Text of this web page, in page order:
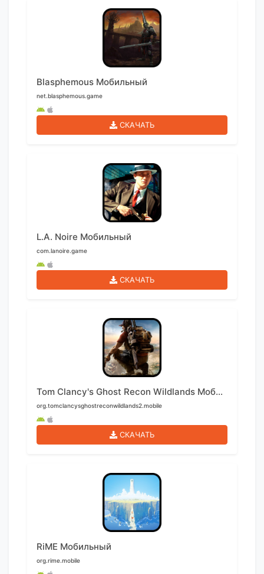
Blasphemous Мобильный
net.blasphemous.game
СКАЧАТЬ
L.A. Noire Мобильный
com.lanoire.game
СКАЧАТЬ
Tom Clancy's Ghost Recon Wildlands Мобильный
org.tomclancysghostreconwildlands2.mobile
СКАЧАТЬ
RiME Мобильный
org.rime.mobile